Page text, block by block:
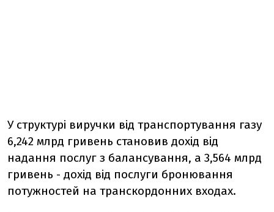
У структурі виручки від транспортування газу
6,242 млрд гривень становив дохід від
надання послуг з балансування, а 3,564 млрд
гривень - дохід від послуги бронювання
потужностей на транскордонних входах.